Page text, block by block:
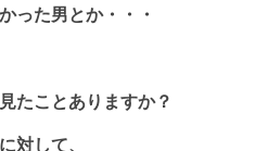
った男とか・・・
たことありますか？
対して、